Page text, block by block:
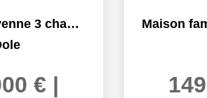
Maison mitoyenne 3 chambres avec jardin, terrasse et garage...
€ |